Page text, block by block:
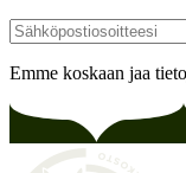
Emme koskaan jaa